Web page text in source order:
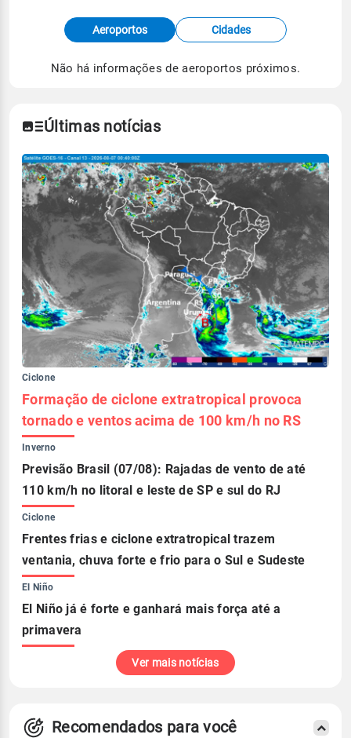
Fonte: dados combinados de estações
meteorológicas e satélite do Centro de Previsão
de Tempo e Estudos Climáticos (CPTEC).
Aeroportos Cidades
Não há informações de aeroportos próximos.
Últimas notícias
Ciclone
Formação de ciclone extratropical provoca
tornado e ventos acima de 100 km/h no RS
Inverno
Previsão Brasil (07/08): Rajadas de vento de até
110 km/h no litoral e leste de SP e sul do RJ
Ciclone
Frentes frias e ciclone extratropical trazem
ventania, chuva forte e frio para o Sul e Sudeste
El Niño
El Niño já é forte e ganhará mais força até a
primavera
Ver mais notícias
Recomendados para você